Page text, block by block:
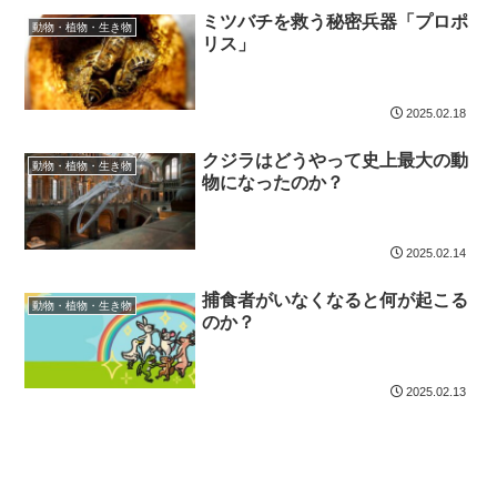
動物・植物・生き物
ミツバチを救う秘密兵器「プロポ
リス」
2025.02.18
動物・植物・生き物
クジラはどうやって史上最大の動
物になったのか？
2025.02.14
動物・植物・生き物
捕食者がいなくなると何が起こる
のか？
2025.02.13